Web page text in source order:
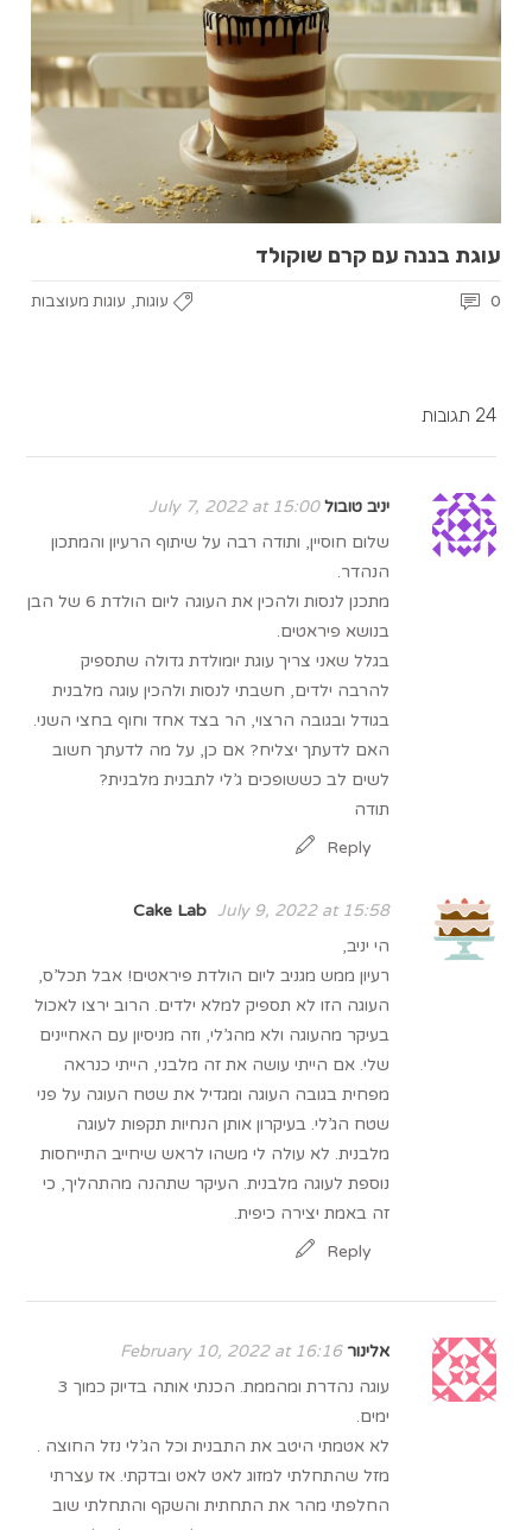
עוגת בננה עם קרם שוקולד
עוגות, עוגות מעוצבות 0
24 תגובות
יניב טובול July 7, 2022 at 15:00
שלום חוסיין, ותודה רבה על שיתוף הרעיון והמתכון
הנהדר.
מתכנן לנסות ולהכין את העוגה ליום הולדת 6 של הבן
בנושא פיראטים.
בגלל שאני צריך עוגת יומולדת גדולה שתספיק
להרבה ילדים, חשבתי לנסות ולהכין עוגה מלבנית
בגודל ובגובה הרצוי, הר בצד אחד וחוף בחצי השני.
האם לדעתך יצליח? אם כן, על מה לדעתך חשוב
לשים לב כששופכים ג’לי לתבנית מלבנית?
תודה
Reply
Cake Lab July 9, 2022 at 15:58
הי יניב,
רעיון ממש מגניב ליום הולדת פיראטים! אבל תכל’ס,
העוגה הזו לא תספיק למלא ילדים. הרוב ירצו לאכול
בעיקר מהעוגה ולא מהג’לי, וזה מניסיון עם האחיינים
שלי. אם הייתי עושה את זה מלבני, הייתי כנראה
מפחית בגובה העוגה ומגדיל את שטח העוגה על פני
שטח הג’לי. בעיקרון אותן הנחיות תקפות לעוגה
מלבנית. לא עולה לי משהו לראש שיחייב התייחסות
נוספת לעוגה מלבנית. העיקר שתהנה מהתהליך, כי
זה באמת יצירה כיפית.
Reply
אלינור February 10, 2022 at 16:16
עוגה נהדרת ומהממת. הכנתי אותה בדיוק כמוך 3
ימים.
לא אטמתי היטב את התבנית וכל הג’לי נזל החוצה .
מזל שהתחלתי למזוג לאט לאט ובדקתי. אז עצרתי
החלפתי מהר את התחתית והשקף והתחלתי שוב